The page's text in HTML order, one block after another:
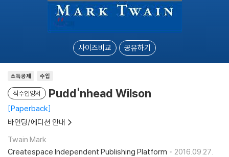
사이즈비교 공유하기
소득공제 수입
직수입양서 Pudd'nhead Wilson
Paperback
바인딩/에디션 안내
Twain Mark
Createspace Independent Publishing Platform
2016.09.27.